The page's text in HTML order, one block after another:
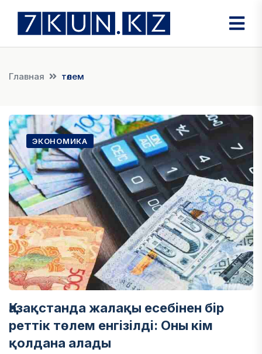
Главная төлем
ЭКОНОМИКА
Қазақстанда жалақы есебінен бір
реттік төлем енгізілді: Оны кім
қолдана алады